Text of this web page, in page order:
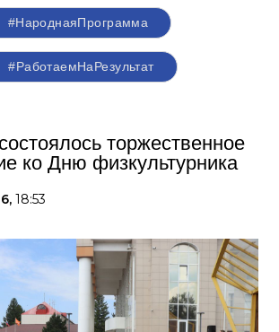
#НароднаяПрограмма
#РаботаемНаРезультат
торжественное
ко Дню физкультурника
18:53